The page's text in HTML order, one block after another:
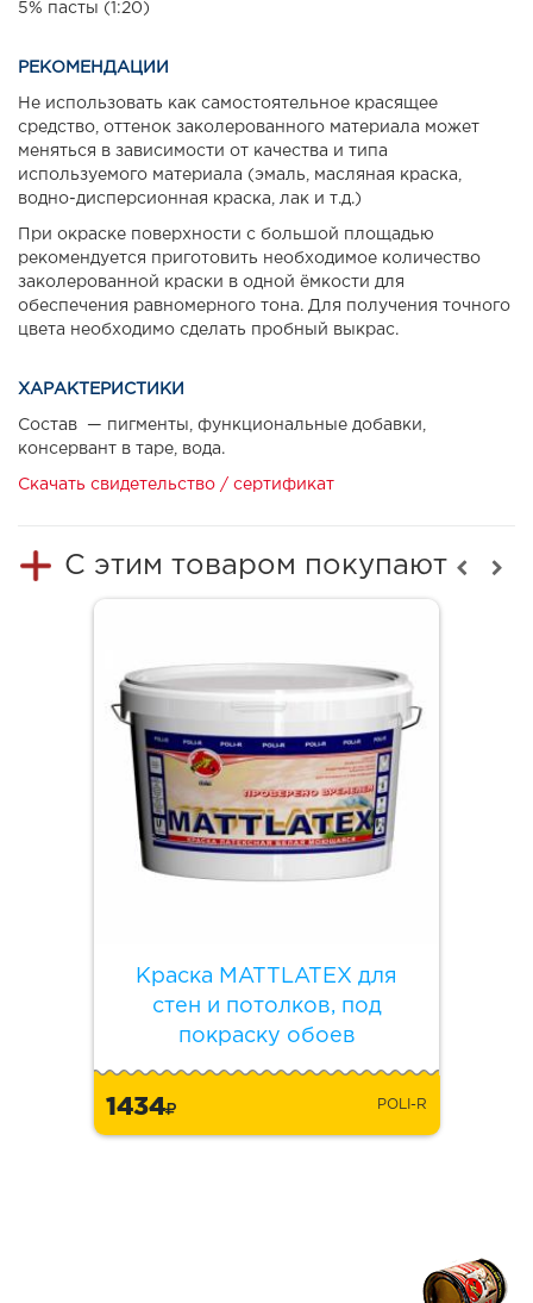
5% пасты (1:20)
РЕКОМЕНДАЦИИ
Не использовать как самостоятельное красящее
средство, оттенок заколерованного материала может
меняться в зависимости от качества и типа
используемого материала (эмаль, масляная краска,
водно-дисперсионная краска, лак и т.д.)
При окраске поверхности с большой площадью
рекомендуется приготовить необходимое количество
заколерованной краски в одной ёмкости для
обеспечения равномерного тона. Для получения точного
цвета необходимо сделать пробный выкрас.
ХАРАКТЕРИСТИКИ
Состав — пигменты, функциональные добавки,
консервант в таре, вода.
Скачать свидетельство / сертификат
С этим товаром покупают
Краска MATTLATEX для
стен и потолков, под
покраску обоев
1434 POLI-R